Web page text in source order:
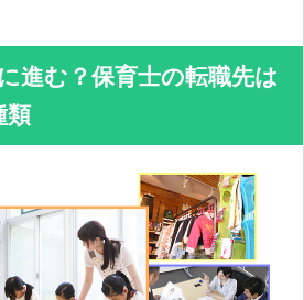
進む？保育士の転職先は
類